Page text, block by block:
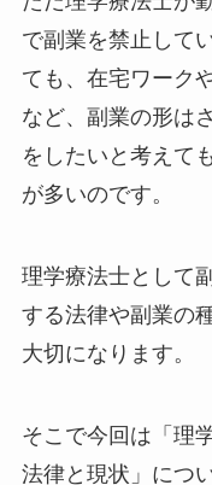
で副業を禁止して
ても、在宅ワーク
など、副業の形は
をしたいと考えて
が多いのです。
理学療法士として
する法律や副業の
大切になります。
そこで今回は「理
法律と現状」につ